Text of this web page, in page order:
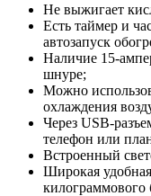
Не выжигает
Есть таймер и
автозапуск
Наличие 15-
шнуре;
Можно
охлаждения
Через USB-
телефон или
Встроенный
Широкая
килограммового